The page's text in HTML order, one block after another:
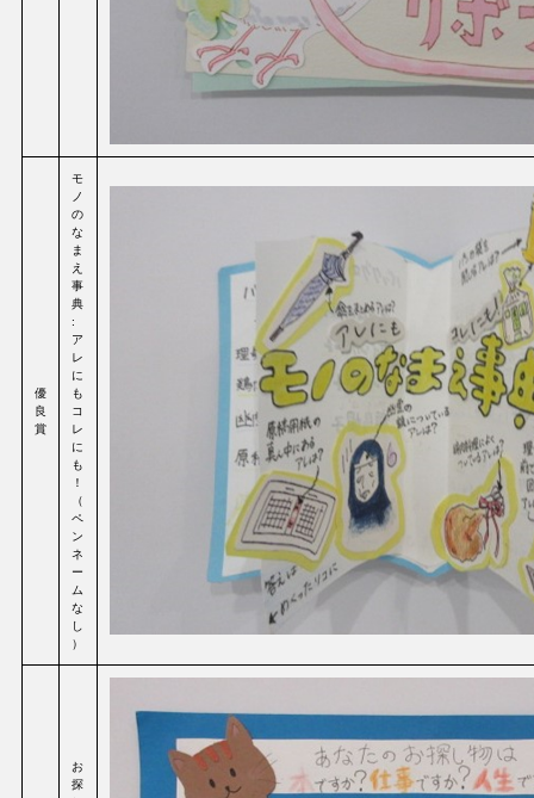
優
良
賞
モ
ノ
の
な
ま
え
事
典
:
ア
レ
に
も
コ
レ
に
も
！
（
ペ
ン
ネ
ー
ム
な
し
）
お
探